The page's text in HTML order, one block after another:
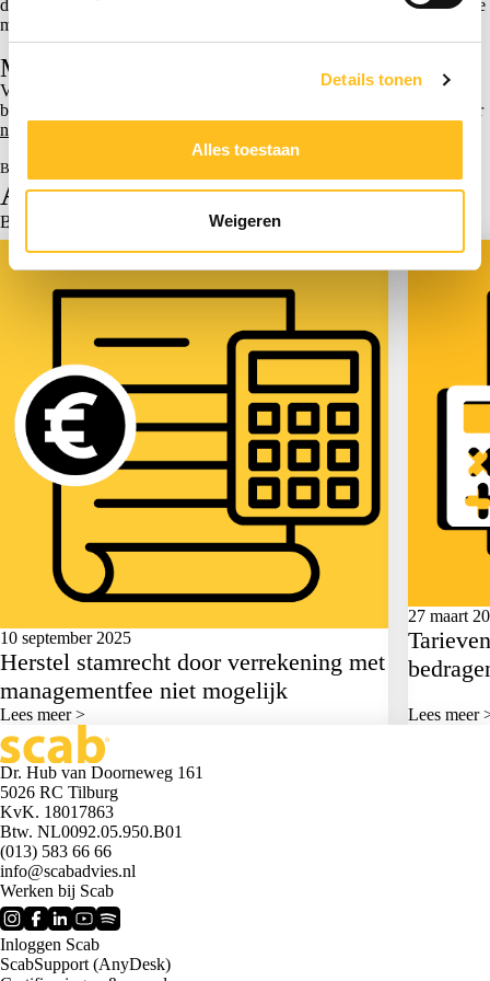
Details tonen
Alles toestaan
Weigeren
dit minimumpercentage ook wanneer de Belastingdienst belastingrente
moet vergoeden.
Meer weten? Scab helpt!
Vragen over dit artikel? Neem dan contact op met Nicky Broeders,
belastingadviseur bij Scab. Bel 013-583 6731 of stuur een mailtje naar
nbroeders@scabadvies.nl
Bron: | 14-01-2026
Actueel
Bekijk alle actualiteiten >
Actueel
10 september 2025
Herstel stamrecht door verrekening met
managementfee niet mogelijk
Lees meer >
Fiscaal
27 maart
Lees meer
Dr. Hub van Doorneweg 161
5026 RC Tilburg
KvK. 18017863
Btw. NL0092.05.950.B01
(013) 583 66 66
info@scabadvies.nl
Werken bij Scab
Inloggen Scab
ScabSupport (AnyDesk)